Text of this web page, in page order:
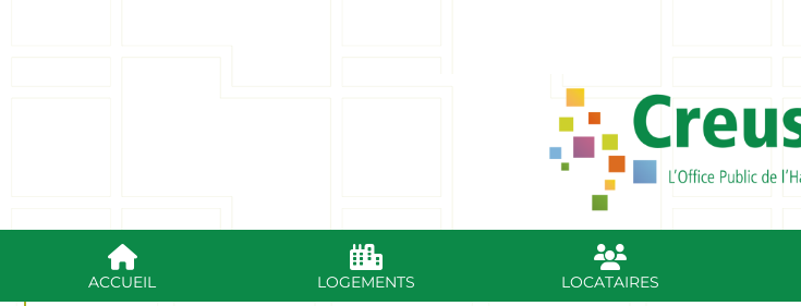
ACCUEIL LOGEMENTS LOCATAIRES